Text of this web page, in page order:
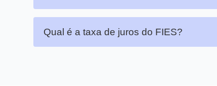
Qual é a taxa de juros do FIES?